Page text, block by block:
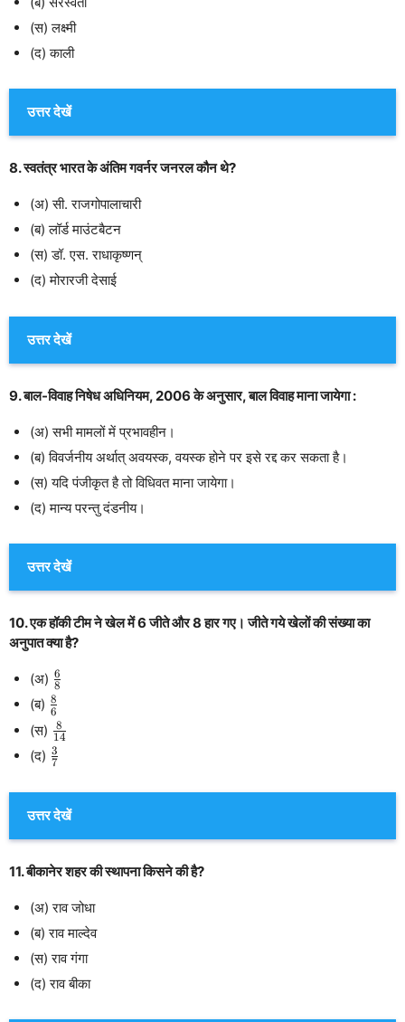
(स) लक्ष्मी
(द) काली
उत्तर देखें
8. स्वतंत्र भारत के अंतिम गवर्नर जनरल कौन थे?
(अ) सी. राजगोपालाचारी
(ब) लॉर्ड माउंटबैटन
(स) डॉ. एस. राधाकृष्णन्
(द) मोरारजी देसाई
उत्तर देखें
9. बाल-विवाह निषेध अधिनियम, 2006 के अनुसार, बाल विवाह माना जायेगा :
(अ) सभी मामलों में प्रभावहीन।
(ब) विवर्जनीय अर्थात् अवयस्क, वयस्क होने पर इसे रद्द कर सकता है।
(स) यदि पंजीकृत है तो विधिवत माना जायेगा।
(द) मान्य परन्तु दंडनीय।
उत्तर देखें
10. एक हॉकी टीम ने खेल में 6 जीते और 8 हार गए। जीते गये खेलों की संख्या का
अनुपात क्या है?
(अ) \frac{6}
{8}
8
6
(ब) \frac{8}
{6}
6
8
(स) \frac{8}
{14}
14
8
(द) \frac{3}
7
3
उत्तर देखें
11. बीकानेर शहर की स्थापना किसने की है?
(अ) राव जोधा
(ब) राव माल्देव
(स) राव गंगा
(द) राव बीका